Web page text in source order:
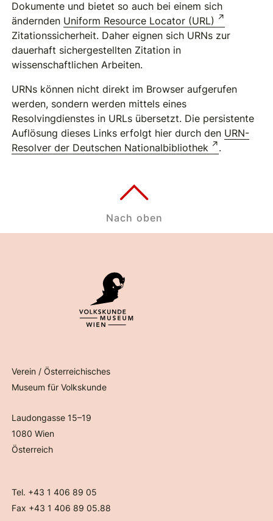
Dokumente und bietet so auch bei einem sich
ändernden Uniform Resource Locator (URL)
Zitationssicherheit. Daher eignen sich URNs zur
dauerhaft sichergestellten Zitation in
wissenschaftlichen Arbeiten.
URNs können nicht direkt im Browser aufgerufen
werden, sondern werden mittels eines
Resolvingdienstes in URLs übersetzt. Die persistente
Auflösung dieses Links erfolgt hier durch den URN-
Resolver der Deutschen Nationalbibliothek
.
Verein / Österreichisches
Museum für Volkskunde
Laudongasse 15–19
1080 Wien
Österreich
Tel. +43 1 406 89 05
Fax +43 1 406 89 05.88
Nach oben